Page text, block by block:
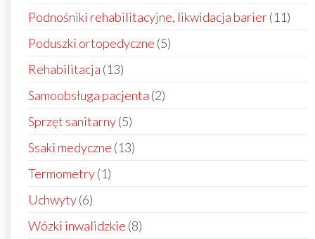
produktów
Podnośniki rehabilitacyjne, likwidacja barier 1111
Poduszki ortopedyczne 55
Rehabilitacja 1313
produktów
Samoobsługa pacjenta 22
Sprzęt sanitarny 55
produktów
Ssaki medyczne 1313
Termometry 11
Uchwyty 66
produktów
Wózki inwalidzkie 88